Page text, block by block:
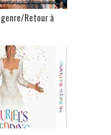
Retour à